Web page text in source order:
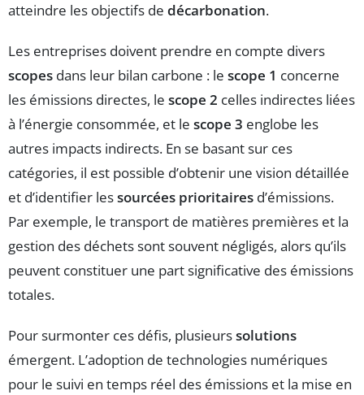
atteindre les objectifs de décarbonation.
Les entreprises doivent prendre en compte divers
scopes dans leur bilan carbone : le scope 1 concerne
les émissions directes, le scope 2 celles indirectes liées
à l’énergie consommée, et le scope 3 englobe les
autres impacts indirects. En se basant sur ces
catégories, il est possible d’obtenir une vision détaillée
et d’identifier lessourcées prioritaires d’émissions.
Par exemple, le transport de matières premières et la
gestion des déchets sont souvent négligés, alors qu’ils
peuvent constituer une part significative des émissions
totales.
Pour surmonter ces défis, plusieurssolutions
émergent. L’adoption de technologies numériques
pour le suivi en temps réel des émissions et la mise en